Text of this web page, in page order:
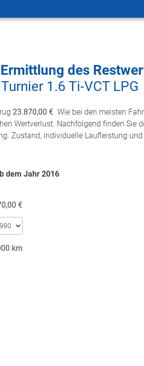
des
1.6 Ti-VCT LPG
23.870,00 €. Wie bei den meisten
Wertverlust. Nachfolgend finden Sie
Zustand, individuelle Laufleistung
dem Jahr 2016
€
km